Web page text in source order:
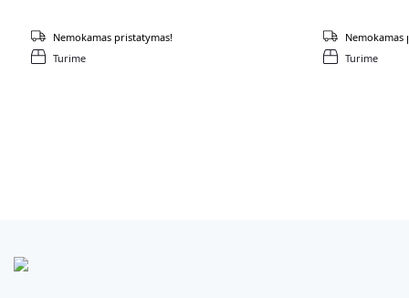
Turime
Nemokamas pristatymas!
Turime
Nemokamas